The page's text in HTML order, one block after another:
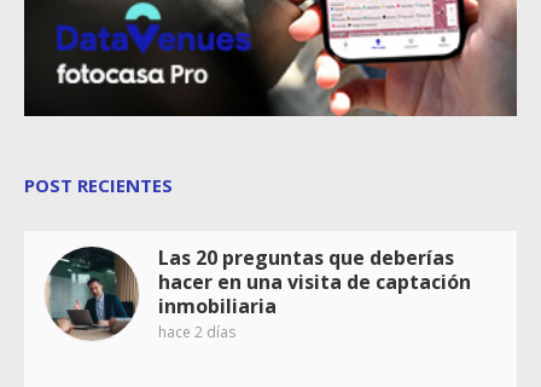
POST RECIENTES
Las 20 preguntas que deberías
hacer en una visita de captación
inmobiliaria
hace 2 días